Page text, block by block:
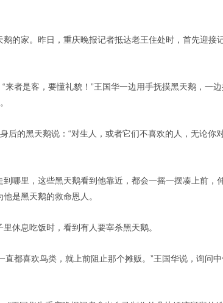
的家。昨日，重庆晚报记者抵达老王住处时，首先迎接
来者是客，要懂礼貌！”王国华一边用手抚摸黑天鹅，一
后的黑天鹅说：“对生人，或者它们不喜欢的人，无论你
哪里，这些黑天鹅看到他靠近，都会一摇一摆凑上前，
是黑天鹅的救命恩人。
休息吃饭时，看到有人要宰杀黑天鹅。
都喜欢鸟类，就上前阻止那个摊贩。”王国华说，询问